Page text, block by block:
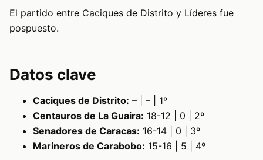
El partido entre Caciques de Distrito y Líderes fue
pospuesto.
Datos clave
Caciques de Distrito: – | – | 1º
Centauros de La Guaira: 18-12 | 0 | 2º
Senadores de Caracas: 16-14 | 0 | 3º
Marineros de Carabobo: 15-16 | 5 | 4º